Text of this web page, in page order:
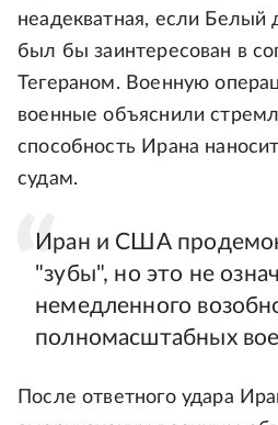
неадекватная, если Белый
был бы заинтересован в
Тегераном. Военную
военные объяснили
способность Ирана
судам.
Иран и США
"зубы", но это не
немедленного
полномасштабных
После ответного удара